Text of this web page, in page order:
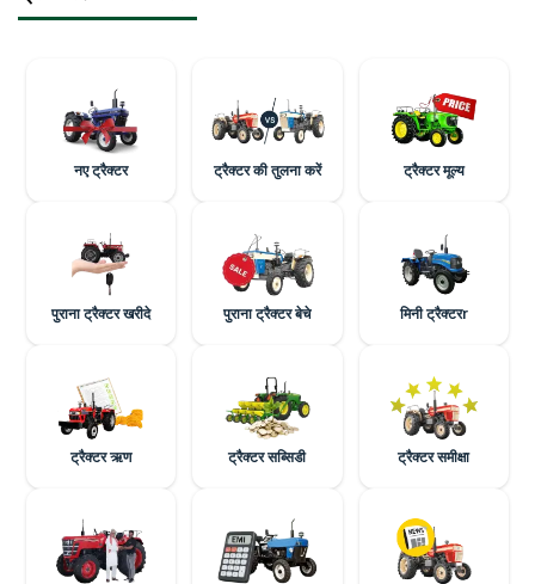
नए ट्रैक्टर ट्रैक्टर की तुलना करें ट्रैक्टर मूल्य
पुराना ट्रैक्टर खरीदे पुराना ट्रैक्टर बेचे मिनी ट्रैक्टरr
ट्रैक्टर ऋण ट्रैक्टर सब्सिडी ट्रैक्टर समीक्षा